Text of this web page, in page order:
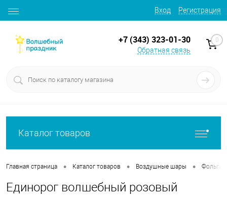
Вход Регистрация
+7 (343) 323-01-30
Обратная связь
0
Каталог товаров
Главная страница • Каталог товаров • Воздушные шары •
Единорог волшебный розовый